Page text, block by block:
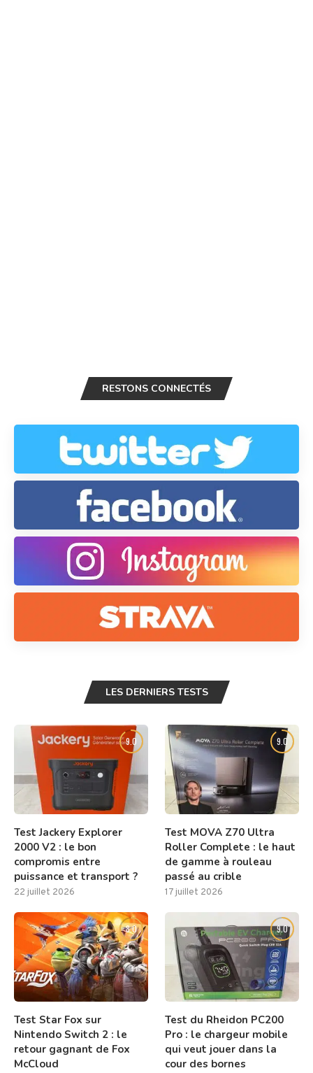
RESTONS CONNECTÉS
LES DERNIERS TESTS
9.0
Test Jackery Explorer
2000 V2 : le bon
compromis entre
puissance et transport ?
22 juillet 2026
9.0
Test MOVA Z70 Ultra
Roller Complete : le haut
de gamme à rouleau
passé au crible
17 juillet 2026
8.0
Test Star Fox sur
Nintendo Switch 2 : le
retour gagnant de Fox
McCloud
9.0
Test du Rheidon PC200
Pro : le chargeur mobile
qui veut jouer dans la
cour des bornes